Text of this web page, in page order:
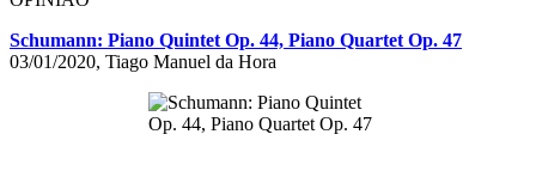
Schumann: Piano Quintet Op. 44, Piano Quartet Op. 47
03/01/2020, Tiago Manuel da Hora